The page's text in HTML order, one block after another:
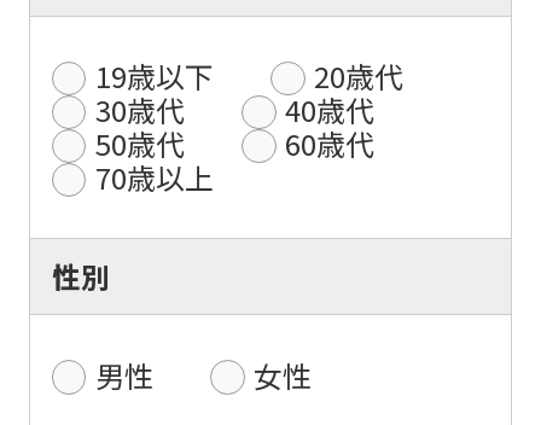
19歳以下
20歳代
30歳代
40歳代
50歳代
60歳代
70歳以上
性別
男性 女性
For
foreigners